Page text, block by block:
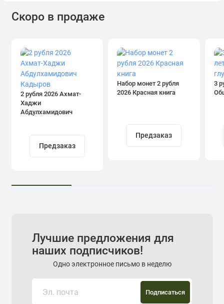
Скоро в продаже
2 рубля 2026 Ахмат-
Хаджи
Абдулхамидович
Предзаказ
Набор монет 2 рубля
2026 Красная книга
Предзаказ
3
Лучшие предложения для
наших подписчиков!
Одно электронное письмо в неделю
Подписаться